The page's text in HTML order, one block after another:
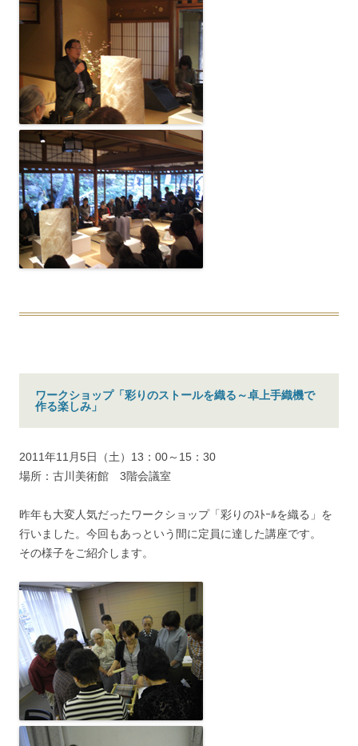
ワークショップ「彩りのストールを織る～卓上手織機で
作る楽しみ」
2011年11月5日（土）13：00～15：30
場所：古川美術館 3階会議室
昨年も大変人気だったワークショップ「彩りのｽﾄｰﾙを織る」を
行いました。今回もあっという間に定員に達した講座です。
その様子をご紹介します。